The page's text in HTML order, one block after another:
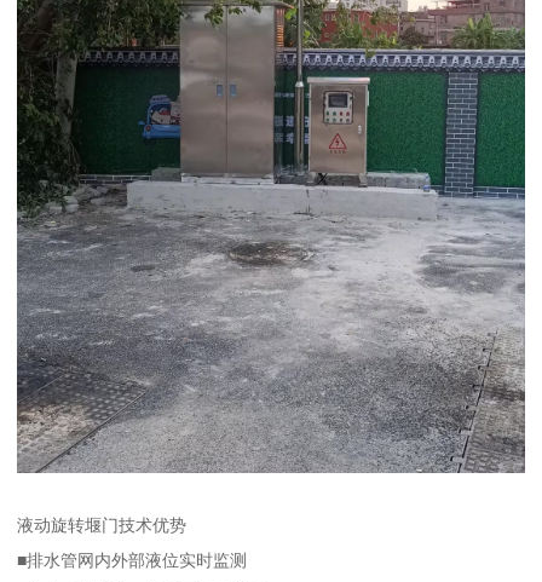
液动旋转堰门技术优势
■排水管网内外部液位实时监测